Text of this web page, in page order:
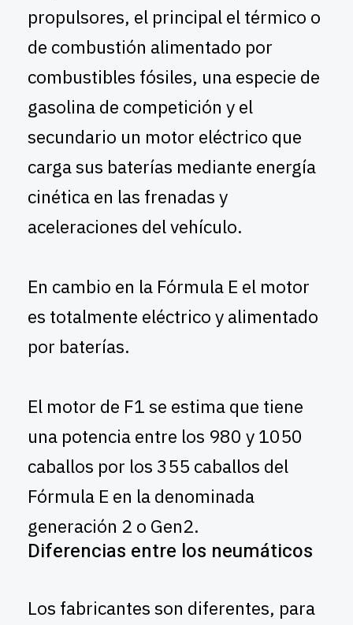
propulsores, el principal el térmico o
de combustión alimentado por
combustibles fósiles, una especie de
gasolina de competición y el
secundario un motor eléctrico que
carga sus baterías mediante energía
cinética en las frenadas y
aceleraciones del vehículo.
En cambio en la Fórmula E el motor
es totalmente eléctrico y alimentado
por baterías.
El motor de F1 se estima que tiene
una potencia entre los 980 y 1050
caballos por los 355 caballos del
Fórmula E en la denominada
generación 2 o Gen2.
Diferencias entre los neumáticos
Los fabricantes son diferentes, para